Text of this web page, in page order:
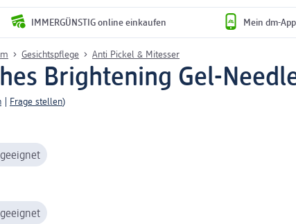
IMMERGÜNSTIG online einkaufen Mein dm-
Gesichtspflege Anti Pickel & Mitesser
Brightening Gel-
Frage stellen)